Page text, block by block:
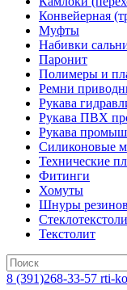
Конвейерная
Муфты
Набивки
Паронит
Полимеры и
Ремни
Рукава
Рукава ПВХ
Рукава
Силиконовые
Технические
Фитинги
Хомуты
Шнуры
Текстолит
8 (391)268-33-57 rti-